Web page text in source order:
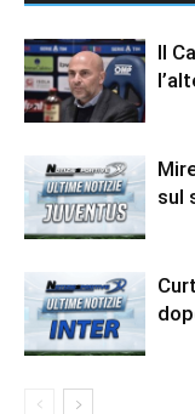
Il
sul